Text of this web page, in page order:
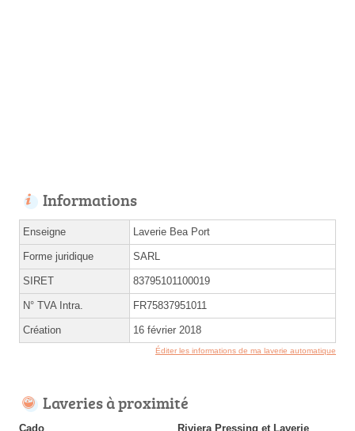
Informations
Enseigne Laverie Bea Port
Forme juridique SARL
SIRET 83795101100019
N° TVA Intra. FR75837951011
Création 16 février 2018
Éditer les informations de ma laverie automatique
Laveries à proximité
Cado Riviera Pressing et Laverie